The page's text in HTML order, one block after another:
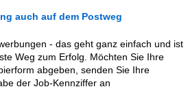
auch auf dem Postweg
- das geht ganz einfach und ist
Weg zum Erfolg. Möchten Sie Ihre
abgeben, senden Sie Ihre
der Job-Kennziffer an